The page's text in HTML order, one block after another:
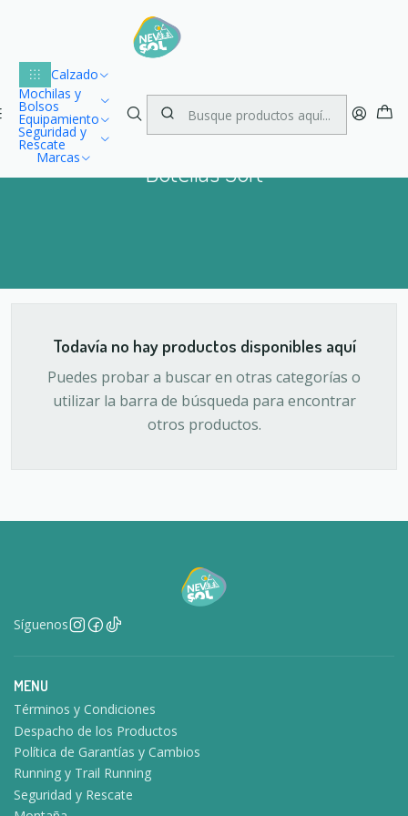
Calzado
Mochilas y
Bolsos
Equipamiento
Seguridad y
Rescate
Marcas
Envío gratuito dentro de Chile para compras desde $100.000
Inicio
Botellas Soft
Todavía no hay productos disponibles aquí
Puedes probar a buscar en otras categorías o
utilizar la barra de búsqueda para encontrar
otros productos.
Síguenos
MENU
Términos y Condiciones
Despacho de los Productos
Política de Garantías y Cambios
Running y Trail Running
Seguridad y Rescate